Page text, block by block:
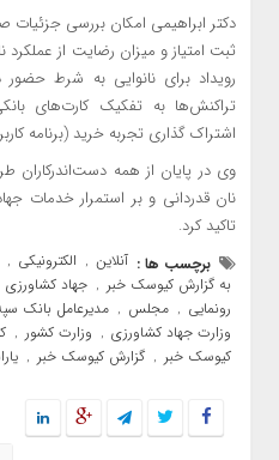
دکتر ابراهیمی امکان بررسی
ثبت امتیاز و میزان رضایت از عملکرد
رویداد برای نانوایی به شرط
تراکنش‌ها به تفکیک کارت‌های
اشتراک گذاری تجربه خرید (برنامه
وی در پایان از همه دست‌اندرکاران
نان قدردانی و بر استمرار خدمات
تاکید کرد.
برچسب ها : آنلاین , الکترونیکی ,
به گزارش کیوسک خبر , جهاد کشاورزی
رونمایی , مجلس , مدیرعامل بانک
وزارت جهاد کشاورزی , وزارت کشور ,
کیوسک خبر , گزارش کیوسک خبر ,